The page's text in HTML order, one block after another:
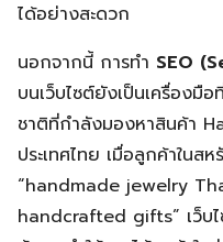
Search
for:
ได้อย่างสะดวก
นอกจากนี้ การทำ SEO
บนเว็บไซต์ยังเป็นเครื่องมื
ชาติที่กำลังมองหาสินค้า
ประเทศไทย เมื่อลูกค้าในส
“handmade jewelry
handcrafted gifts” เว็บ